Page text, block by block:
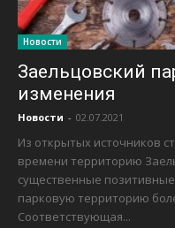
Новости
Заельцовский
изменения
Новости - 02.07.2021
Из открытых источников
времени территорию
существенные
парковую территорию
Соответствующая...